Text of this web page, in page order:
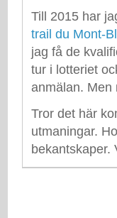
Till 2015 har
trail du Mont-
jag få de
tur i lotteriet
anmälan. Men
Tror det här
utmaningar.
bekantskaper.